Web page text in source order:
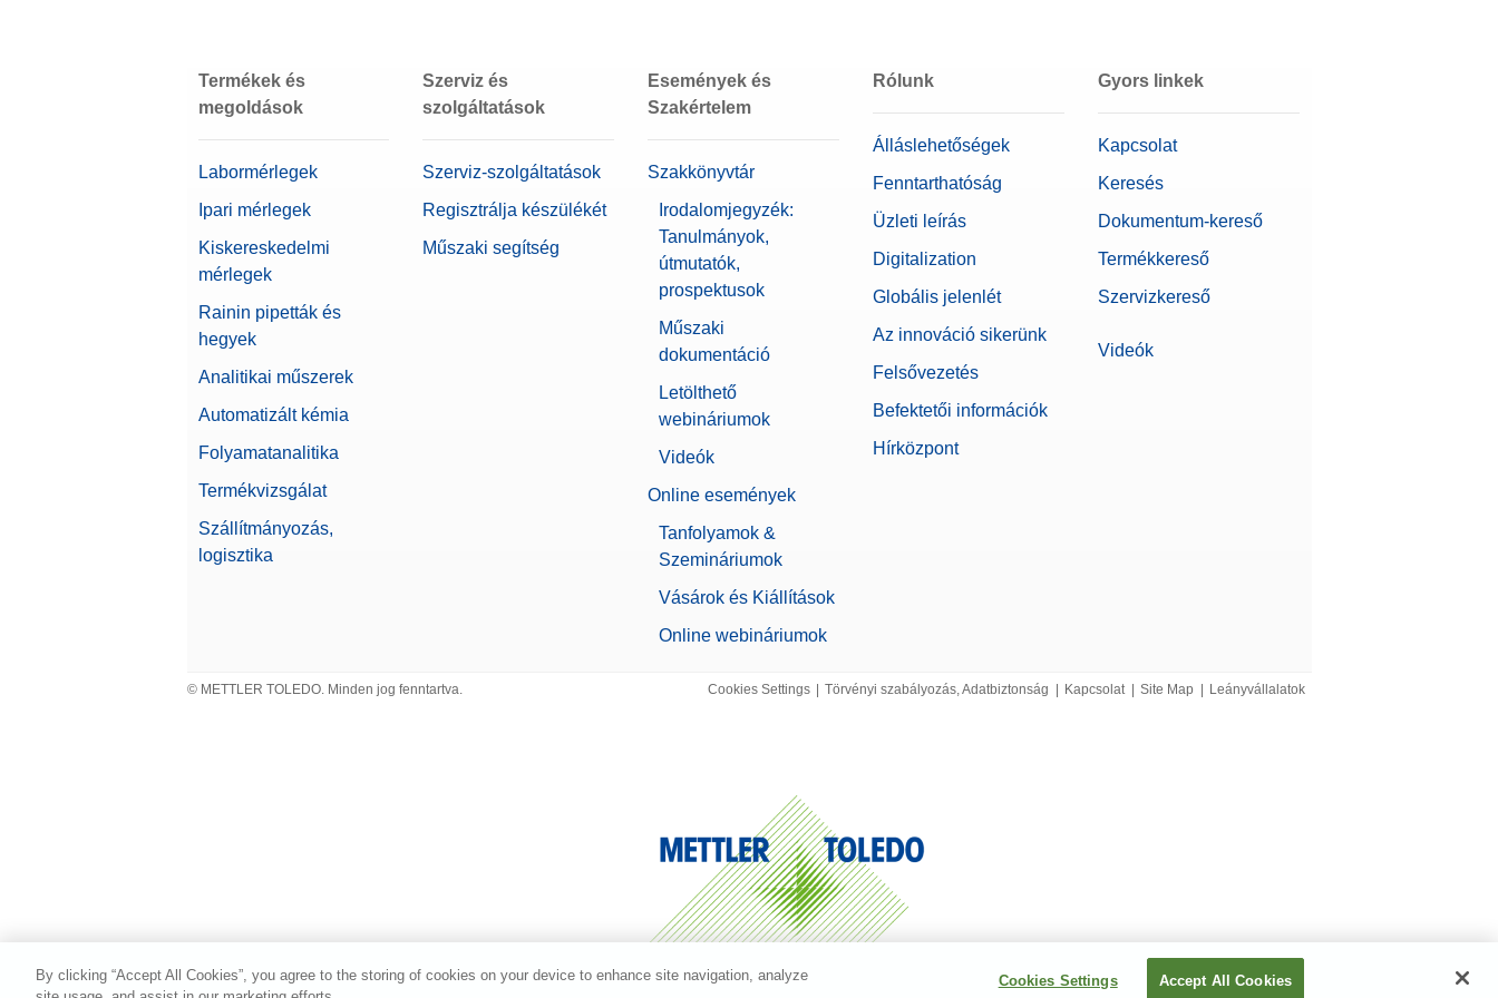
Béta 0,00001078 g
127 mm x 127 mm
Mérlegsorozat XPR
Mérlegtípus Precíziós mérleg
7 inch
Élelmiszer minőség-ellenőrzéséhez ajánlott
Kapacitás
Mérleg mérete (mélység)
Alfa 0,00090921 g
Jelszó védelem
Támogatja a 21 CFR 11. részét (LabX kompatibilis)
Mérleg mérete (Szélesség) 194 mm
2 mg
Alapvető elektronikus dokumentáció
Automatikus dokumentáció (megfelel az 21 CFR 11 iparági
iránymutatásban foglaltaknak)
Automatizált dokumentálás
Nyomtatás
Mérleg mérete (magasság)
Termékek és
megoldások
Labormérlegek
Ipari mérlegek
Kiskereskedelmi
mérlegek
Rainin pipetták és
hegyek
Analitikai műszerek
Automatizált kémia
Folyamatanalitika
Termékvizsgálat
Szállítmányozás,
logisztika
Szerviz és
szolgáltatások
Szerviz-szolgáltatások
Regisztrálja készülékét
Műszaki segítség
Események és
Szakértelem
Szakkönyvtár
Irodalomjegyzék:
Tanulmányok,
útmutatók,
prospektusok
Műszaki
dokumentáció
Letölthető
webináriumok
Videók
Online események
Tanfolyamok &
Szemináriumok
Vásárok és Kiállítások
Online webináriumok
Rólunk
Álláslehetőségek
Fenntarthatóság
Üzleti leírás
Digitalization
Globális jelenlét
Az innováció sikerünk
Felsővezetés
Befektetői információk
Hírközpont
Gyors linkek
Kapcsolat
Keresés
Dokumentum-kereső
Termékkereső
Szervizkereső
Videók
© METTLER TOLEDO. Minden jog fenntartva. Cookies Settings Törvényi szabályozás, Adatbiztonság Kapcsolat Site Map Leányvállalatok
By clicking “Accept All Cookies”, you agree to the storing of cookies on your device to enhance site navigation, analyze
Cookies Settings Accept All Cookies